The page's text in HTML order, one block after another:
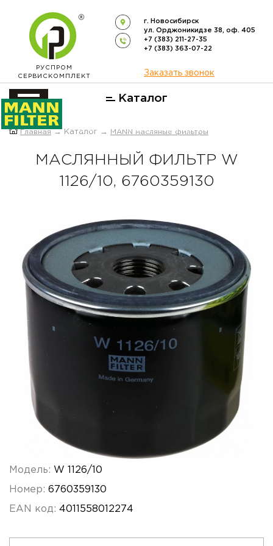
РУСПРОМ
СЕРВИСКОМПЛЕКТ
г. Новосибирск
ул. Орджоникидзе 38, оф. 405
+7 (383) 211-27-35
+7 (383) 363-07-22
Заказать звонок
Каталог
ОФИЦИАЛЬНЫЙ ДИСТРИБЬЮТОР
Главная → Каталог → MANN масляные фильтры
МАСЛЯННЫЙ ФИЛЬТР W
1126/10, 6760359130
Модель: W 1126/10
Номер: 6760359130
EAN код: 4011558012274